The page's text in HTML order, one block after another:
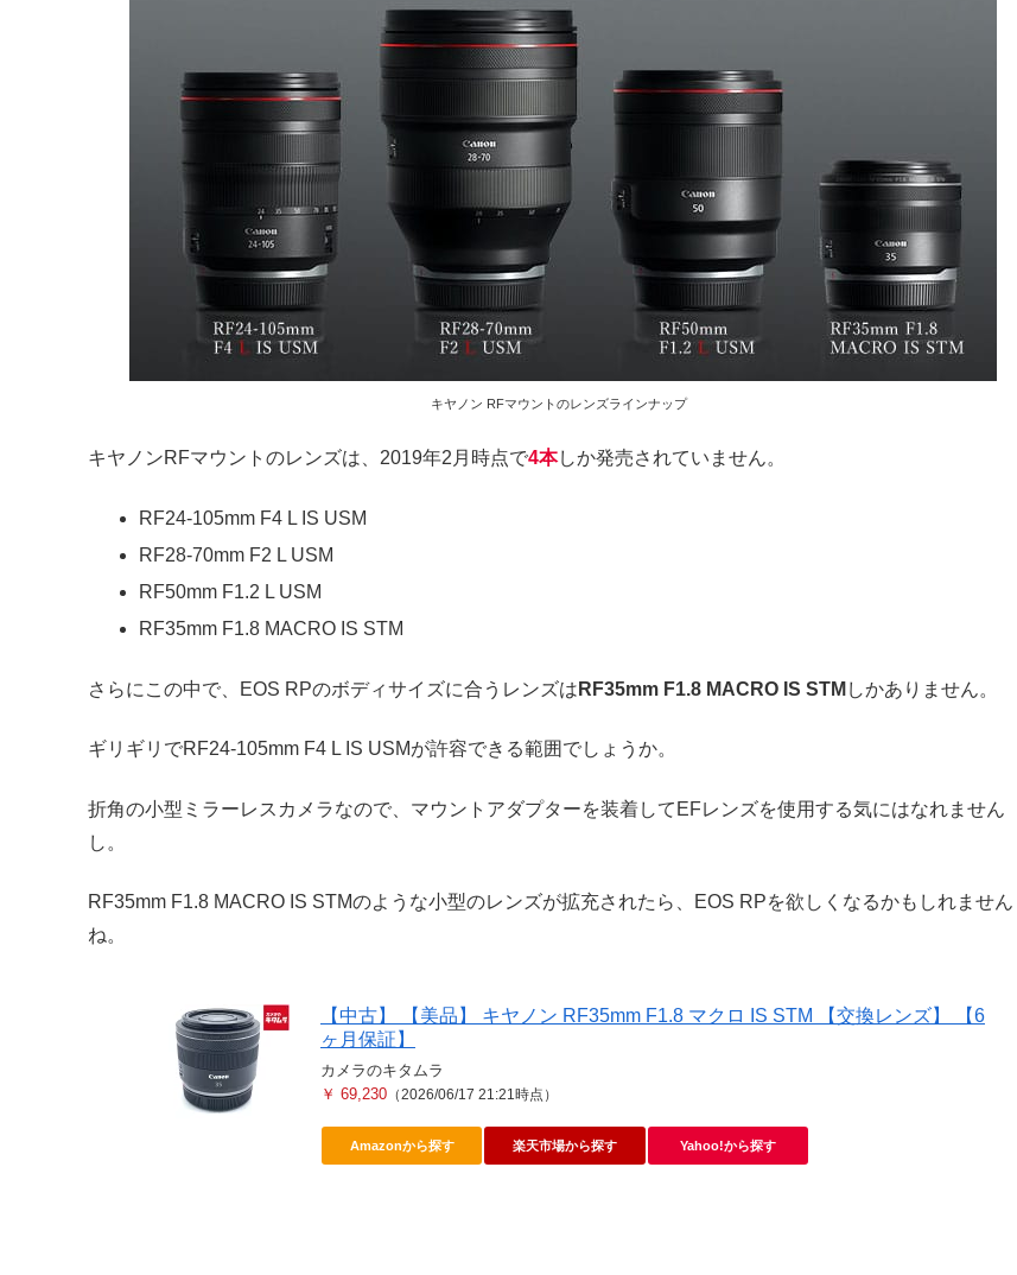
キヤノン RFマウントのレンズラインナップ
キヤノンRFマウントのレンズは、2019年2月時点で4本しか発売されていません。
RF24-105mm F4 L IS USM
RF28-70mm F2 L USM
RF50mm F1.2 L USM
RF35mm F1.8 MACRO IS STM
さらにこの中で、EOS RPのボディサイズに合うレンズは RF35mm F1.8 MACRO IS STM しかありません。
ギリギリでRF24-105mm F4 L IS USMが許容できる範囲でしょうか。
折角の小型ミラーレスカメラなので、マウントアダプターを装着してEFレンズを使用する気にはなれません
し。
RF35mm F1.8 MACRO IS STMのような小型のレンズが拡充されたら、EOS RPを欲しくなるかもしれません
ね。
【中古】 【美品】 キヤノン RF35mm F1.8 マクロ IS STM 【交換レンズ】 【6
ヶ月保証】
カメラのキタムラ
￥ 69,230（2026/06/17 21:21時点）
Amazonから探す 楽天市場から探す Yahoo!から探す